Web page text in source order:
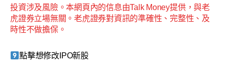
投資涉及風險。本網頁內的信息由Talk Money提供，與老
虎證券立場無關。老虎證券對資訊的準確性、完整性、及
時性不做擔保。
點擊想修改IPO新股